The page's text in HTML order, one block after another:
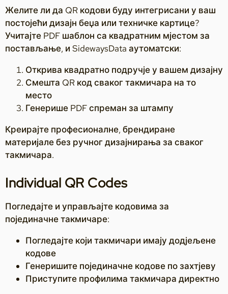
Желите ли да QR кодови буду интегрисани у ваш
постојећи дизајн беџа или техничке картице?
Учитајте PDF шаблон са квадратним мјестом за
постављање, и SidewaysData аутоматски:
Открива квадратно подручје у вашем дизајну
Смешта QR код сваког такмичара на то
место
Генерише PDF спреман за штампу
Креирајте професионалне, брендиране
материјале без ручног дизајнирања за сваког
такмичара.
Individual QR Codes
Погледајте и управљајте кодовима за
појединачне такмичаре:
Погледајте који такмичари имају додјељене
кодове
Генеришите појединачне кодове по захтјеву
Приступите профилима такмичара директно